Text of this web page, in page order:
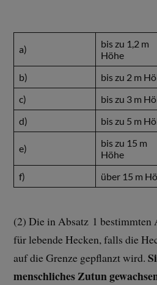
a)
bis zu 1,2 m
Höhe
b) bis zu 2 m
c)
bis zu 3 m
d)
bis zu 5 m
e)
bis zu 15 m
Höhe
f) über 15 m
(2) Die in Absatz 1 bestimmten
für lebende Hecken, falls die
auf die Grenze gepflanzt wird.
menschliches Zutun